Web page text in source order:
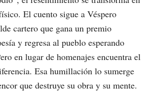
El cuento sigue a Véspero
cartero que gana un premio
y regresa al pueblo esperando
en lugar de homenajes encuentra el
Esa humillación lo sumerge
que destruye su obra y su mente.